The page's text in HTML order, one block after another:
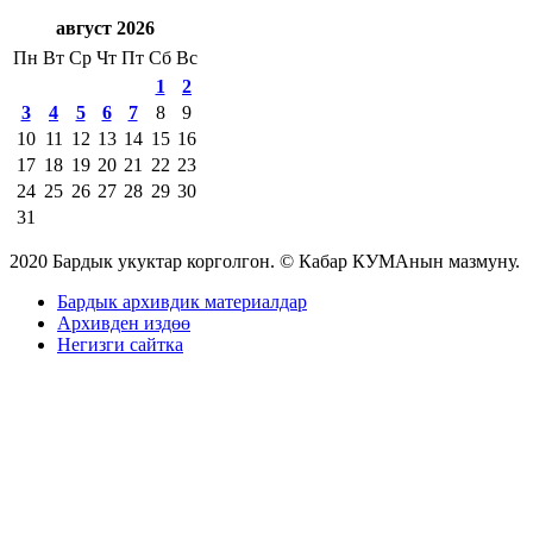
август 2026
Пн Вт Ср Чт Пт Сб Вс
1
2
3
4 5 6 7 8
9
10 11 12 13 14 15 16
17 18 19 20 21 22 23
24 25 26 27 28 29 30
31
2020 Бардык укуктар корголгон. © Кабар КУМАнын мазмуну.
Бардык архивдик материалдар
Архивден издөө
Негизги сайтка